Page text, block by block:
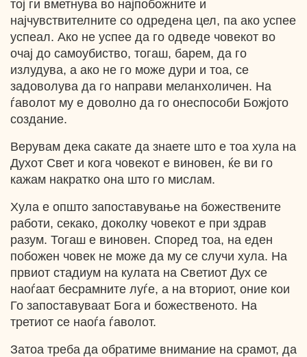
тој ги вметнува во најпобожните и
најчувствителните со одредена цел, па ако успее
успеал. Ако не успее да го одведе човекот во
очај до самоубиство, тогаш, барем, да го
излудува, а ако не го може дури и тоа, се
задоволува да го направи меланхоличен. На
ѓаволот му е доволно да го онеспособи Божјото
создание.
Верувам дека сакате да знаете што е тоа хула на
Духот Свет и кога човекот е виновен, ќе ви го
кажам накратко она што го мислам.
Хула е општо запоставување на божествените
работи, секако, доколку човекот е при здрав
разум. Тогаш е виновен. Според тоа, на еден
побожен човек не може да му се случи хула. На
првиот стадиум на кулата на Светиот Дух се
наоѓаат бесрамните луѓе, а на вториот, оние кои
Го запоставуваат Бога и божественото. На
третиот се наоѓа ѓаволот.
Затоа треба да обратиме внимание на срамот, да